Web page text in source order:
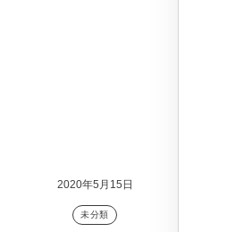
2020年5月15日
未分類